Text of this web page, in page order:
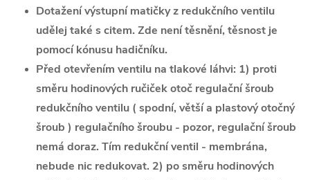
Dotažení výstupní matičky z redukčního ventilu
udělej také s citem. Zde není těsnění, těsnost je
pomocí kónusu hadičníku.
Před otevřením ventilu na tlakové láhvi: 1) proti
směru hodinových ručiček otoč regulační šroub
redukčního ventilu ( spodní, větší a plastový otočný
šroub ) regulačního šroubu - pozor, regulační šroub
nemá doraz. Tím redukční ventil - membrána,
nebude nic redukovat. 2) po směru hodinových